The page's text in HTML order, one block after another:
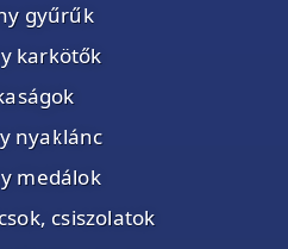
gyűrűk
karkötők
nyaklánc
medálok
csiszolatok